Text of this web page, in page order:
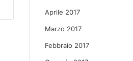
Aprile 2017
Marzo 2017
Febbraio 2017